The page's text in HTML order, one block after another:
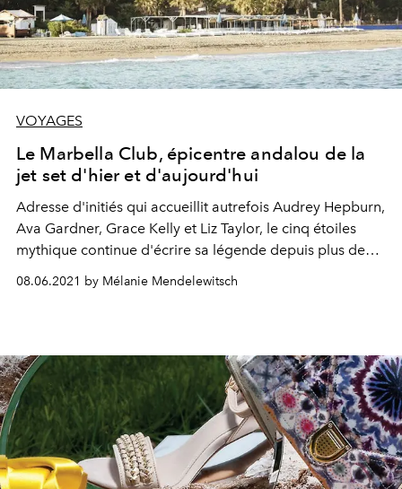
VOYAGES
Le Marbella Club, épicentre andalou de la
jet set d'hier et d'aujourd'hui
Adresse d'initiés qui accueillit autrefois Audrey Hepburn,
Ava Gardner, Grace Kelly et Liz Taylor, le cinq étoiles
mythique continue d'écrire sa légende depuis plus de
cinq décennies.
08.06.2021 by Mélanie Mendelewitsch